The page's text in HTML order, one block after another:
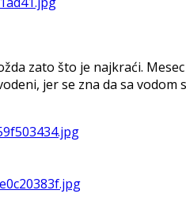
zato što je najkraći.
jer se zna da sa